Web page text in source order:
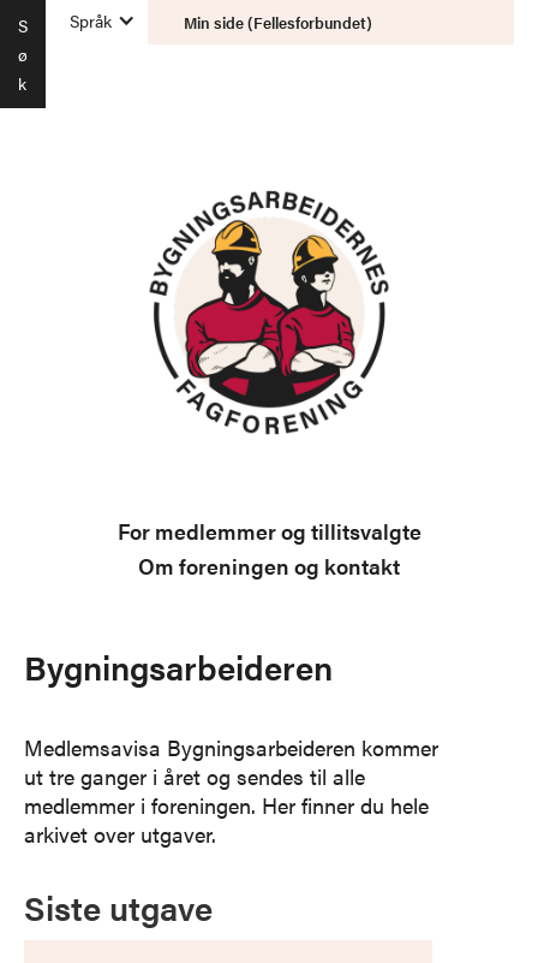
S
ø
k
Språk Min side (Fellesforbundet)
For medlemmer og tillitsvalgte
Om foreningen og kontakt
Bygningsarbeideren
Medlemsavisa Bygningsarbeideren kommer
ut tre ganger i året og sendes til alle
medlemmer i foreningen. Her finner du hele
arkivet over utgaver.
Siste utgave